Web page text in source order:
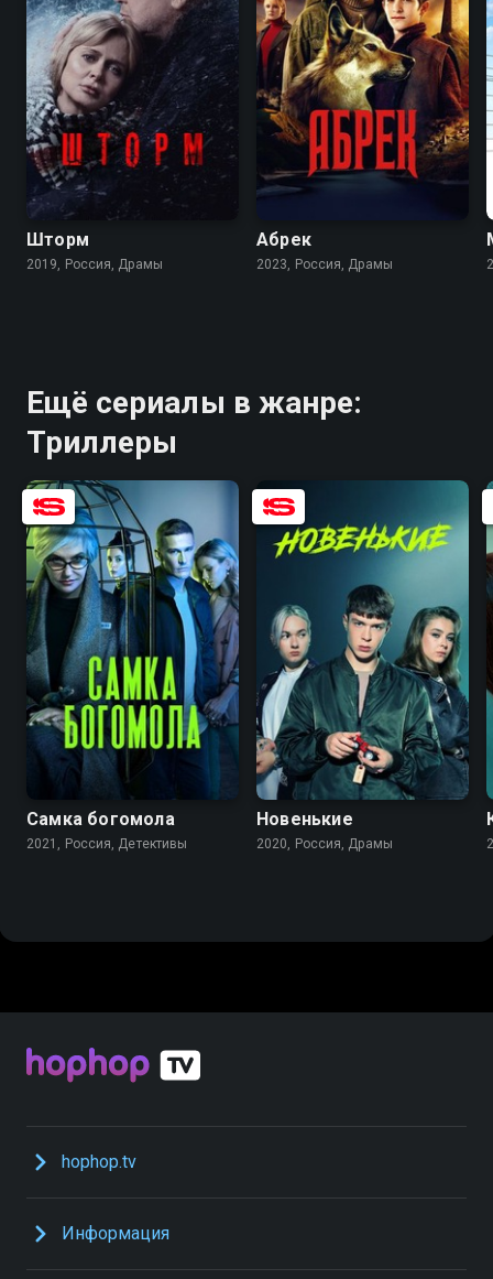
7.6 7.0
Шторм
2019, Россия, Драмы
8.2 7.8
Абрек
2023, Россия, Драмы
Ещё сериалы в жанре:
Триллеры
7.9 6.5
Самка богомола
2021, Россия, Детективы
7.2 5.1
Новенькие
2020, Россия, Драмы
hophop.tv
Информация